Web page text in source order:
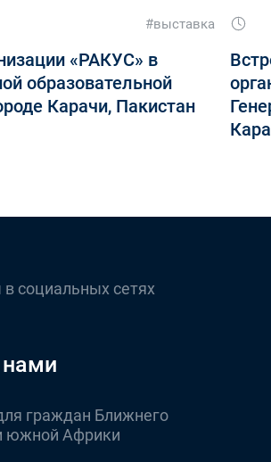
#выставка
«РАКУС» в
образовательной
Карачи, Пакистан
социальных сетях
граждан Ближнего
южной Африки